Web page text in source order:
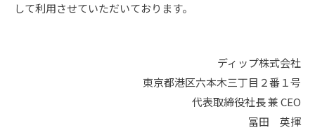
して利用させていただいております。
ディップ株式会社
東京都港区六本木三丁目２番１号
代表取締役社長 兼 CEO
冨田 英揮